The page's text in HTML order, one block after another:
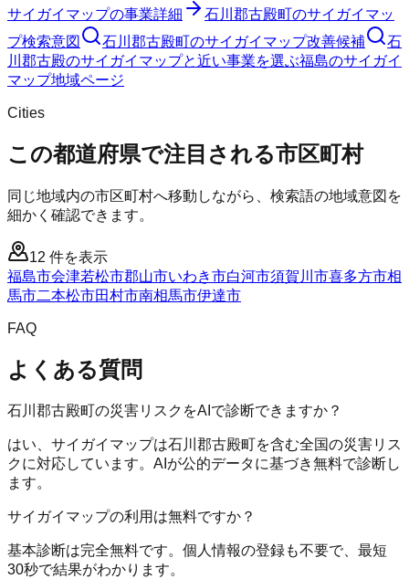
サイガイマップの事業詳細 石川郡古殿町のサイガイマッ
プ検索意図 石川郡古殿町のサイガイマップ改善候補
石
川郡古殿のサイガイマップと近い事業を選ぶ福島のサイガイ
マップ地域ページ
Cities
この都道府県で注目される市区町村
同じ地域内の市区町村へ移動しながら、検索語の地域意図を
細かく確認できます。
12 件を表示
福島市会津若松市郡山市いわき市白河市須賀川市喜多方市相
馬市二本松市田村市南相馬市伊達市
FAQ
よくある質問
石川郡古殿町の災害リスクをAIで診断できますか？
はい、サイガイマップは石川郡古殿町を含む全国の災害リス
クに対応しています。AIが公的データに基づき無料で診断し
ます。
サイガイマップの利用は無料ですか？
基本診断は完全無料です。個人情報の登録も不要で、最短
30秒で結果がわかります。